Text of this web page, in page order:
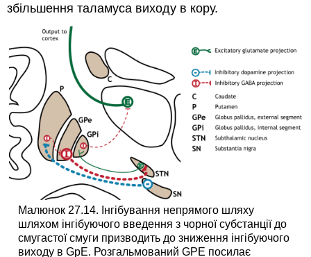
збільшення таламуса виходу в кору.
Малюнок 27.14. Інгібування непрямого шляху
шляхом інгібуючого введення з чорної субстанції до
смугастої смуги призводить до зниження інгібуючого
виходу в GpE. Розгальмований GPE посилає